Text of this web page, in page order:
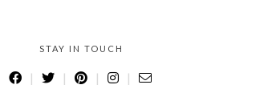
STAY IN TOUCH
| | | |